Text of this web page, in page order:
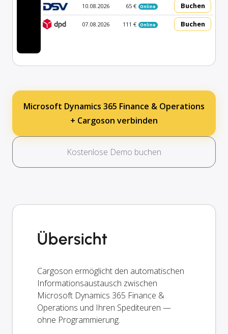
10.08.2026 65 € Online Buchen
07.08.2026 111 € Online Buchen
Microsoft Dynamics 365 Finance & Operations
+ Cargoson verbinden
Kostenlose Demo buchen
Übersicht
Cargoson ermöglicht den automatischen
Informationsaustausch zwischen
Microsoft Dynamics 365 Finance &
Operations und Ihren Spediteuren —
ohne Programmierung.